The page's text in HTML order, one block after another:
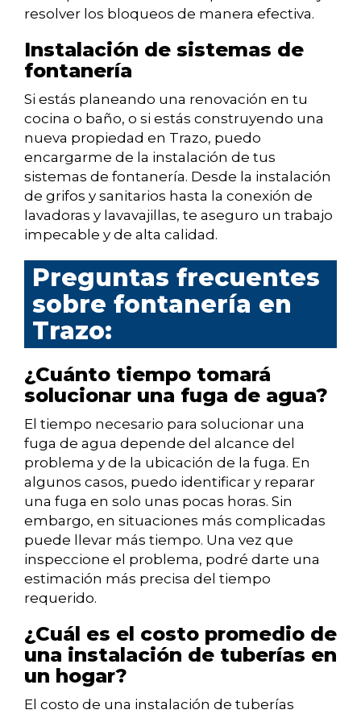
resolver los bloqueos de manera efectiva.
Instalación de sistemas de
fontanería
Si estás planeando una renovación en tu
cocina o baño, o si estás construyendo una
nueva propiedad en Trazo, puedo
encargarme de la instalación de tus
sistemas de fontanería. Desde la instalación
de grifos y sanitarios hasta la conexión de
lavadoras y lavavajillas, te aseguro un trabajo
impecable y de alta calidad.
Preguntas frecuentes
sobre fontanería en
Trazo:
¿Cuánto tiempo tomará
solucionar una fuga de agua?
El tiempo necesario para solucionar una
fuga de agua depende del alcance del
problema y de la ubicación de la fuga. En
algunos casos, puedo identificar y reparar
una fuga en solo unas pocas horas. Sin
embargo, en situaciones más complicadas
puede llevar más tiempo. Una vez que
inspeccione el problema, podré darte una
estimación más precisa del tiempo
requerido.
¿Cuál es el costo promedio de
una instalación de tuberías en
un hogar?
El costo de una instalación de tuberías